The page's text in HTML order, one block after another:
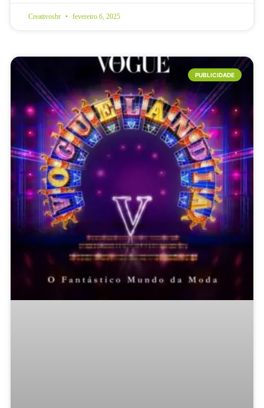
Creativosbr fevereiro 6, 2025
PUBLICIDADE